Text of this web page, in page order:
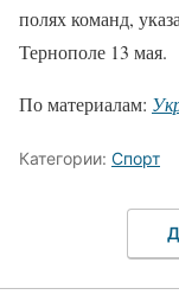
полях команд,
Тернополе 13 мая.
По материалам:
Категории: Спорт